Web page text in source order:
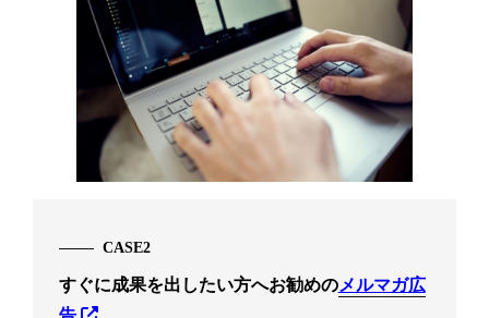
CASE2
すぐに成果を出したい方へお勧めのメルマガ広